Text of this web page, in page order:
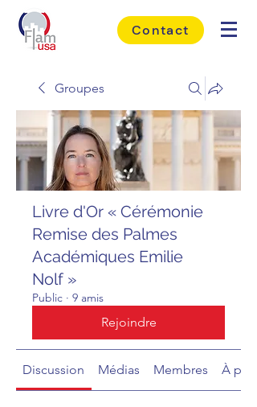
Contact
Groupes
Livre d'Or « Cérémonie
Remise des Palmes
Académiques Emilie
Nolf »
Public · 9 amis
Rejoindre
Discussion Médias Membres À